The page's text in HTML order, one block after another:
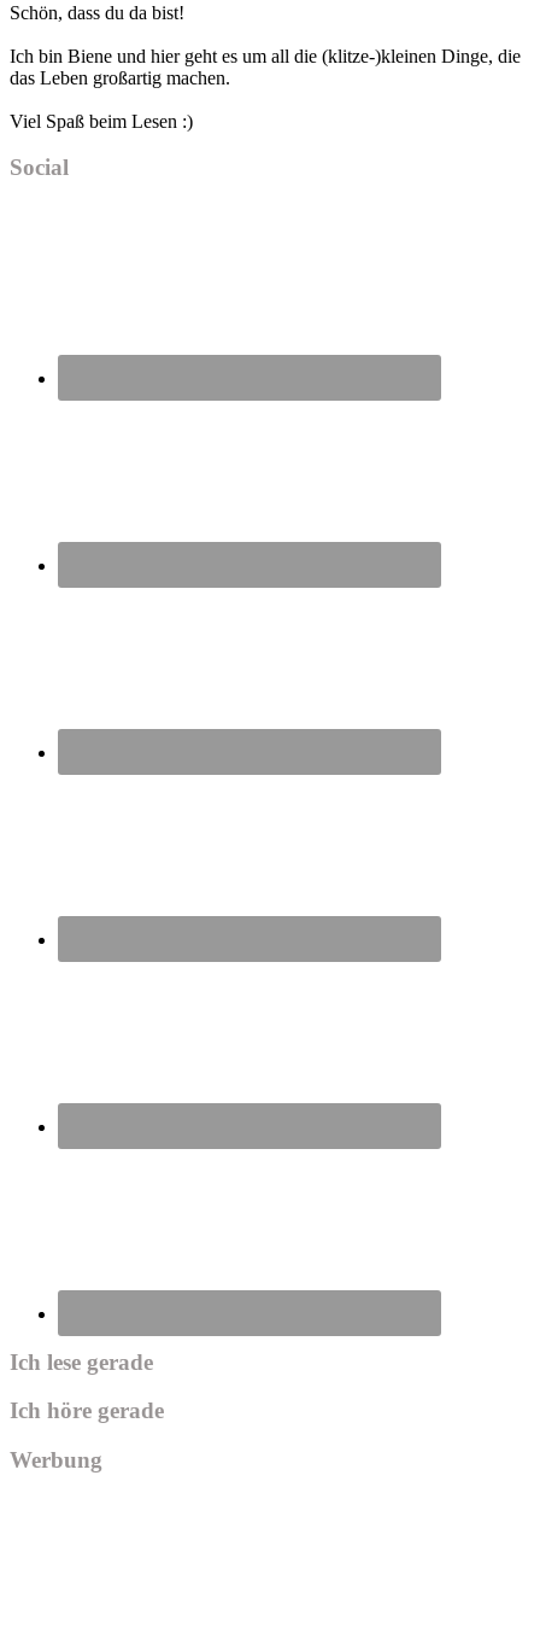
Sidebar
Schön, dass du da bist!
Ich bin Biene und hier geht es um all die (klitze-)kleinen Dinge, die
das Leben großartig machen.
Viel Spaß beim Lesen :)
Social
Ich lese gerade
Ich höre gerade
Werbung